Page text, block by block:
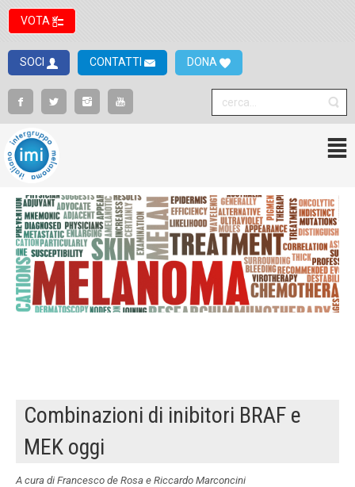
VOTA
SOCI CONTATTI DONA
Combinazioni di inibitori BRAF e
MEK oggi
A cura di Francesco de Rosa e Riccardo Marconcini